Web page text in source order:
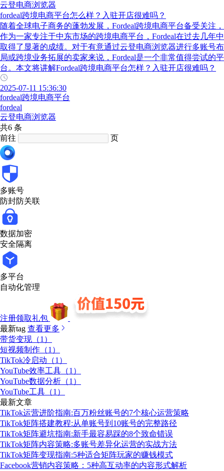
云登电商浏览器
fordeal跨境电商平台怎么样？入驻开店很难吗？
随着全球电子商务的蓬勃发展，Fordeal跨境电商平台备受关注，
作为一家专注于中东市场的跨境电商平台，Fordeal在过去几年中
取得了显著的成绩。对于有意通过云登电商浏览器进行多账号布
局或跨境业务拓展的卖家来说，Fordeal是一个非常值得尝试的平
台。本文将讲解Fordeal跨境电商平台怎样？入驻开店很难吗？
2025-07-11 15:36:30
fordeal跨境电商平台
fordeal
云登电商浏览器
共6 条
前往
页
多账号
防封防关联
数据加密
安全隔离
多平台
自动化管理
注册领取礼包
最新tag 查看更多
带货变现（1）
短视频制作（1）
TikTok冷启动（1）
YouTube效率工具（1）
YouTube数据分析（1）
YouTube工具（1）
最新文章
TikTok运营进阶指南:百万粉丝账号的7个核心运营策略
TikTok矩阵搭建教程:从单账号到10账号的完整路径
TikTok矩阵避坑指南:新手最容易踩的8个致命错误
TikTok矩阵内容策略:多账号差异化运营的实战方法
TikTok矩阵变现指南:5种适合矩阵玩家的赚钱模式
Facebook营销内容策略：5种高互动率的内容形式解析